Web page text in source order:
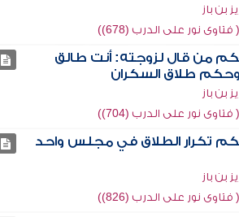
بن باز
نور على الدرب (678))
من قال لزوجته: أنت طالق
طلاق السكران
بن باز
نور على الدرب (704))
تكرار الطلاق في مجلس واحد
بن باز
نور على الدرب (826))